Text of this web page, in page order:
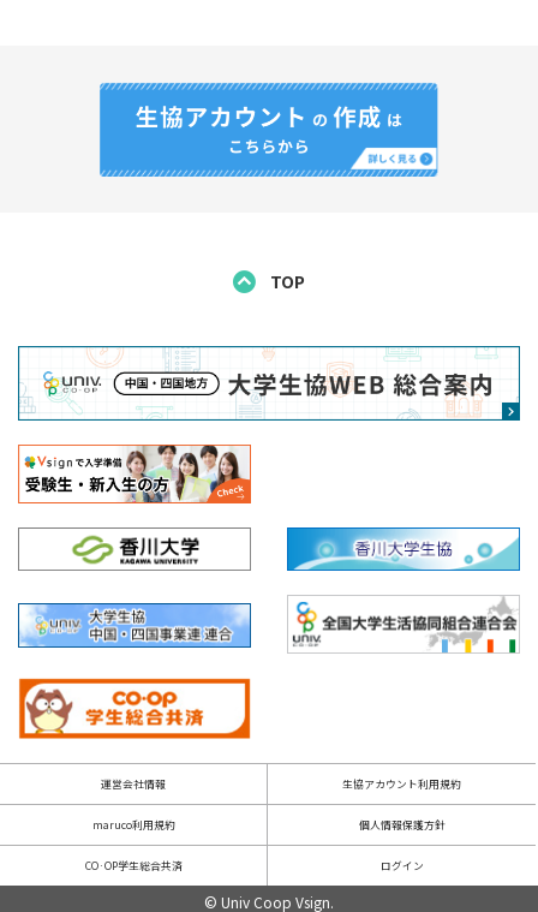
2. ユーザーの資格
本サービスの利用に際して、情報を登録のうえ、アカ
ウントの作成（以下「生協アカウント」という）が必
要となります。この場合、ユーザーの皆さまは、真
実、正確かつ完全な情報を登録しなければならず、常
に最新の情報となるよう修正しなければなりません。
ユーザーの皆さまは、本サービスの利用にて認証情報
を登録する場合、これを不正に利用されないようご自
学生協は、登録された認証情報を利用して行われた一
切の行為を、ユーザーご本人の行為とみなすことがで
生協アカウントに関しては、「生協アカウント利用規
約」をご確認ください。
4. 禁止行為
皆様に当サイトを有益にご利用いただくため、当サイト
では以下の行為が禁止されています。
TOP
運営会社情報 生協アカウント利用規約
maruco利用規約 個人情報保護方針
CO·OP学生総合共済 ログイン
© Univ Coop Vsign.